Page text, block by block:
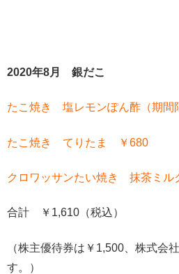
2020年8月 銀だこ
たこ焼き 塩レモンぽん酢（期
たこ焼き てりたま ￥680
クロワッサンたい焼き 抹茶ミ
合計 ￥1,610（税込）
（株主優待券は￥1,500、株式会
す。）